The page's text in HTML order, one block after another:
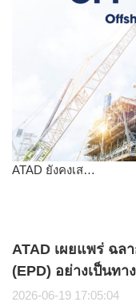
ATAD ยังคงเส…
ATAD เผยแพร่ ฉ
(EPD) อย่างเป็นท
2026-06-19 17:05:04